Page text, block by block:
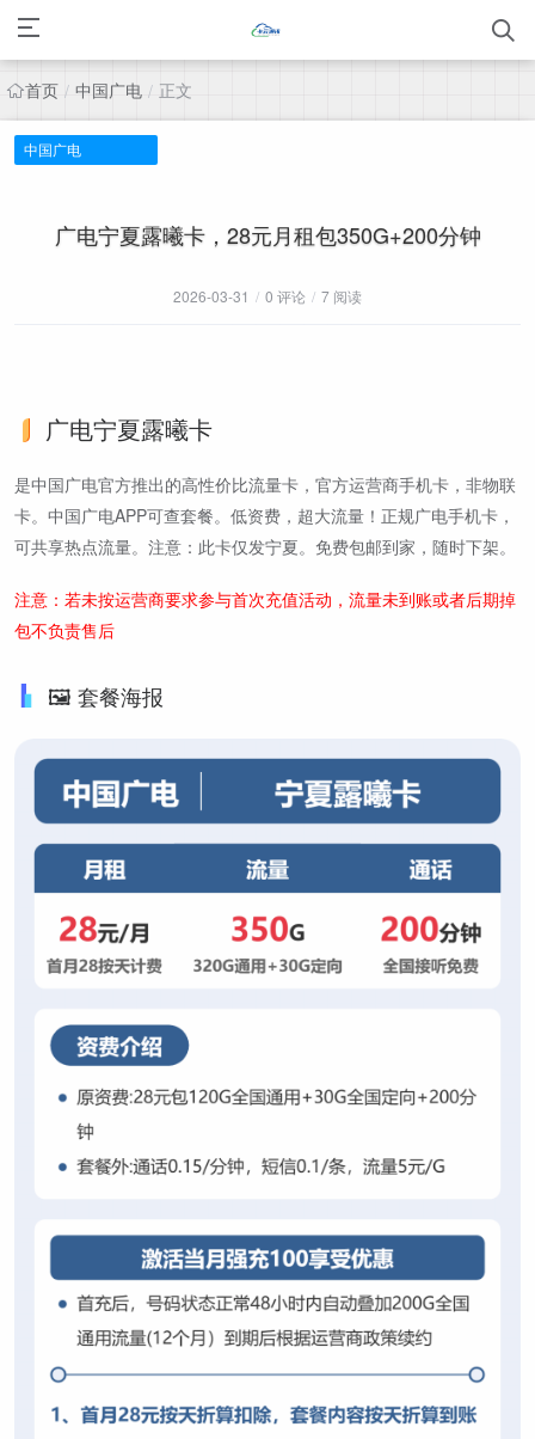
首页 / 中国广电 / 正文
中国广电
广电宁夏露曦卡，28元月租包350G+200分钟
2026-03-31 / 0 评论 / 7 阅读
广电宁夏露曦卡
是中国广电官方推出的高性价比流量卡，官方运营商手机卡，非物联
卡。中国广电APP可查套餐。低资费，超大流量！正规广电手机卡，
可共享热点流量。注意：此卡仅发宁夏。免费包邮到家，随时下架。
注意：若未按运营商要求参与首次充值活动，流量未到账或者后期掉
包不负责售后
🖼️ 套餐海报